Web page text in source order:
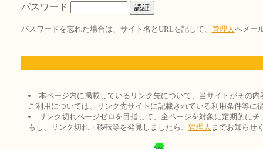
パスワード
パスワードを忘れた場合は、サイト名とURLを記して、 管理人へメー
本ページ内に掲載しているリンク先について、当サイトがその
ご利用については、リンク先サイトに記載されている利用条件等に
リンク切れページゼロを目指して、全ページを対象に定期的に
もし、リンク切れ・移転等を発見しましたら、 管理人 までお知らせ